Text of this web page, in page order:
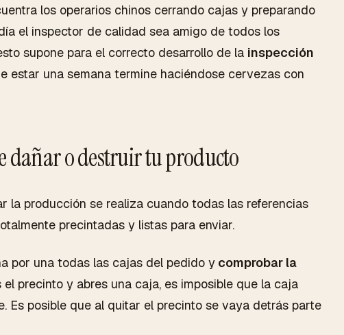
los operarios chinos cerrando cajas y preparando
el inspector de calidad sea amigo de todos los
supone para el correcto desarrollo de la inspección
estar una semana termine haciéndose cervezas con
dañar o destruir tu producto
la producción se realiza cuando todas las referencias
precintadas y listas para enviar.
por una todas las cajas del pedido y comprobar la
el precinto y abres una caja, es imposible que la caja
Es posible que al quitar el precinto se vaya detrás parte